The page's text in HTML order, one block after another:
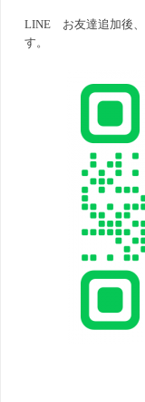
LINE お友達追加後、
す。